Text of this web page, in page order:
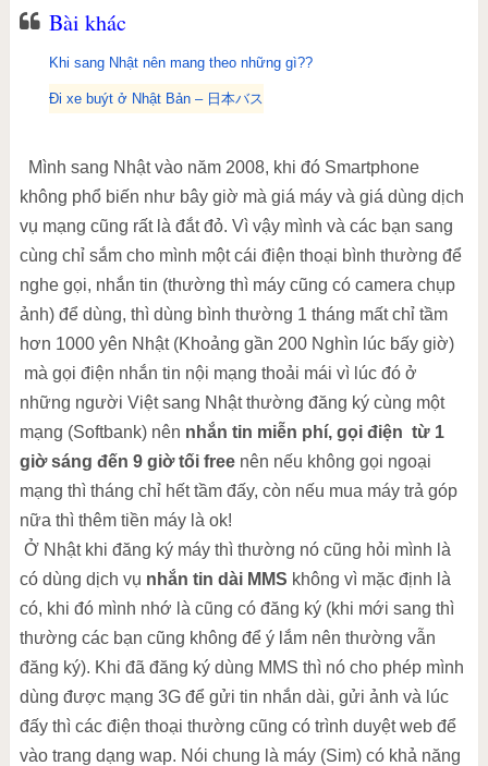
Bài khác
Khi sang Nhật nên mang theo những gì??
Đi xe buýt ở Nhật Bản – 日本バス
Mình sang Nhật vào năm 2008, khi đó Smartphone
không phổ biến như bây giờ mà giá máy và giá dùng dịch
vụ mạng cũng rất là đắt đỏ. Vì vậy mình và các bạn sang
cùng chỉ sắm cho mình một cái điện thoại bình thường để
nghe gọi, nhắn tin (thường thì máy cũng có camera chụp
ảnh) để dùng, thì dùng bình thường 1 tháng mất chỉ tầm
hơn 1000 yên Nhật (Khoảng gần 200 Nghìn lúc bấy giờ)
mà gọi điện nhắn tin nội mạng thoải mái vì lúc đó ở
những người Việt sang Nhật thường đăng ký cùng một
mạng (Softbank) nên nhắn tin miễn phí, gọi điện từ 1
giờ sáng đến 9 giờ tối freenên nếu không gọi ngoại
mạng thì tháng chỉ hết tầm đấy, còn nếu mua máy trả góp
nữa thì thêm tiền máy là ok!
Ở Nhật khi đăng ký máy thì thường nó cũng hỏi mình là
có dùng dịch vụ nhắn tin dài MMS không vì mặc định là
có, khi đó mình nhớ là cũng có đăng ký (khi mới sang thì
thường các bạn cũng không để ý lắm nên thường vẫn
đăng ký). Khi đã đăng ký dùng MMS thì nó cho phép mình
dùng được mạng 3G để gửi tin nhắn dài, gửi ảnh và lúc
đấy thì các điện thoại thường cũng có trình duyệt web để
vào trang dạng wap. Nói chung là máy (Sim) có khả năng